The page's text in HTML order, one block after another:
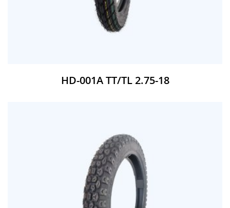
HD-001A TT/TL 2.75-18